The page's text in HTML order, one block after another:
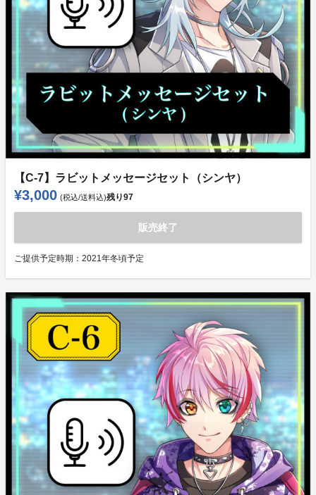
【C-7】ラビットメッセージセット（シンヤ）
¥3,000 (税込/送料込)残り97
販売終了
ご提供予定時期： 2021年冬頃予定